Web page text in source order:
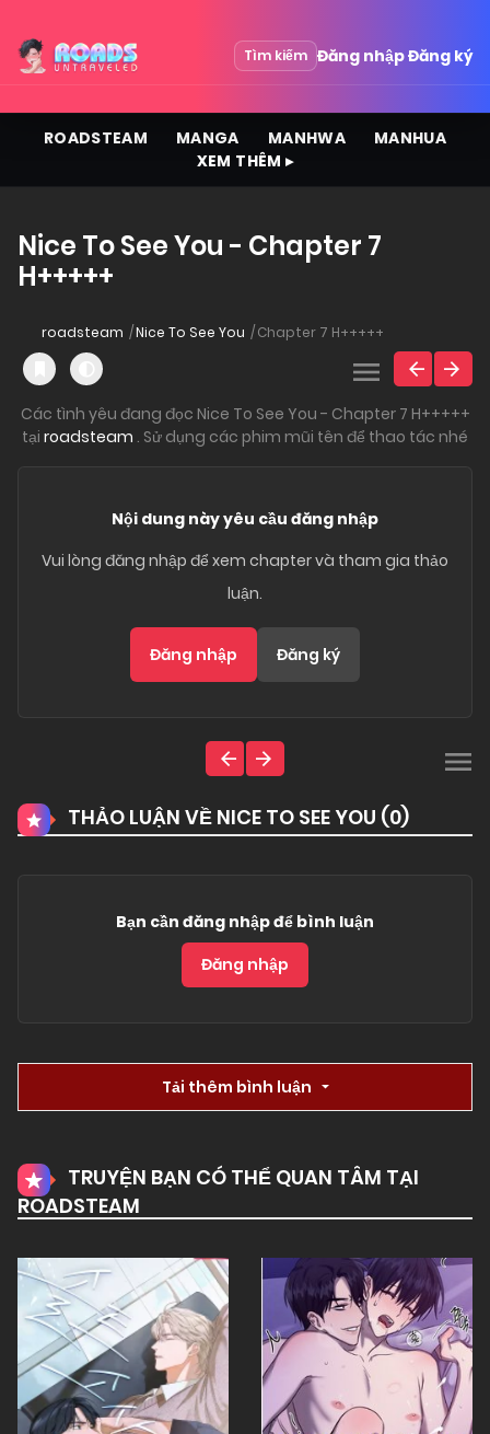
Tìm kiếm Đăng nhậpĐăng ký
ROADSTEAM MANGA MANHWA
MANHUA
XEM THÊM ▸
Nice To See You - Chapter 7
H+++++
roadsteam Nice To See You Chapter 7 H+++++
Các tình yêu đang đọc Nice To See You - Chapter 7 H+++++
tại roadsteam . Sử dụng các phim mũi tên để thao tác nhé
Nội dung này yêu cầu đăng nhập
Vui lòng đăng nhập để xem chapter và tham gia thảo
luận.
Đăng nhập Đăng ký
THẢO LUẬN VỀ NICE TO SEE YOU (0)
Bạn cần đăng nhập để bình luận
Đăng nhập
Tải thêm bình luận
TRUYỆN BẠN CÓ THỂ QUAN TÂM TẠI
ROADSTEAM